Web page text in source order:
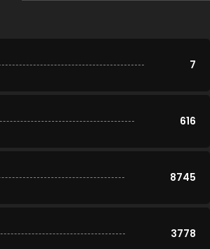
7
616
8745
3778